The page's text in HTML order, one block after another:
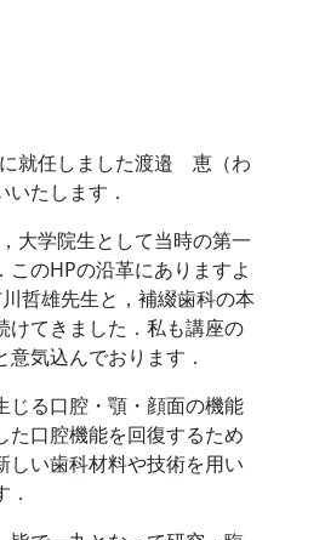
就任しました渡邉 恵（わ
たします．
大学院生として当時の第一
のHPの沿革にありますよ
哲雄先生と，補綴歯科の本
けてきました．私も講座の
気込んでおります．
じる口腔・顎・顔面の機能
た口腔機能を回復するため
しい歯科材料や技術を用い
．